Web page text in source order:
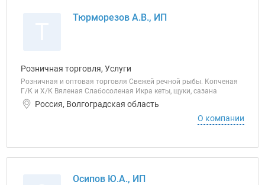
Тюрморезов А.В., ИП
Розничная торговля, Услуги
Розничная и оптовая торговля Свежей речной рыбы. Копченая
Г/К и Х/К Вяленая Слабосоленая Икра кеты, щуки, сазана
Россия, Волгоградская область
О компании
Осипов Ю.А., ИП